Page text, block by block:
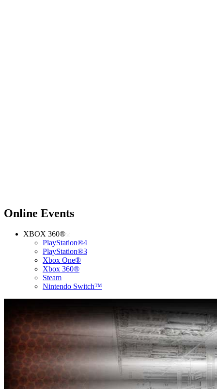
Online Events
XBOX 360®
PlayStation®4
PlayStation®3
Xbox One®
Xbox 360®
Steam
Nintendo Switch™